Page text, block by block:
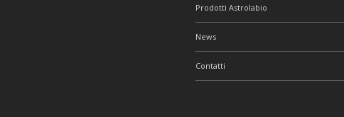
Prodotti Astrolabio
News
Contatti